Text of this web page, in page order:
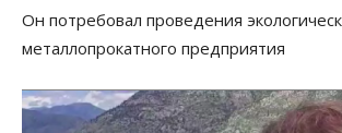
Он потребовал проведения
металлопрокатного предприятия